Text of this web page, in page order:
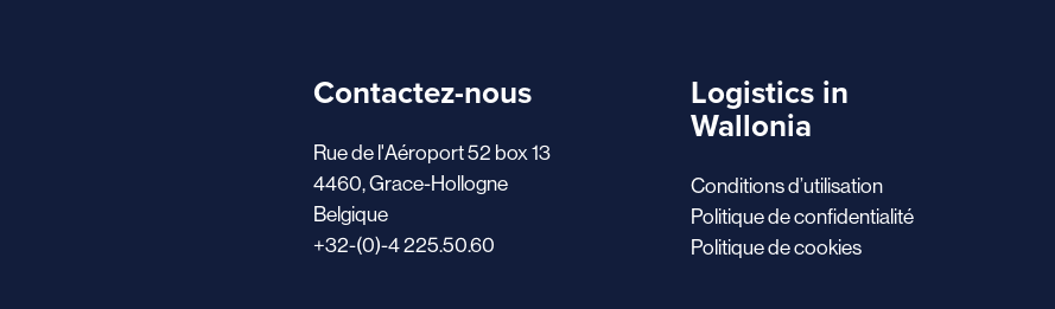
Contactez-nous
Rue de l'Aéroport 52 box 13
4460, Grace-Hollogne
Belgique
+32-(0)-4 225.50.60
Logistics in
Wallonia
Conditions d’utilisation
Politique de confidentialité
Politique de cookies